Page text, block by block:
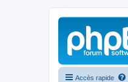
Accès rapide